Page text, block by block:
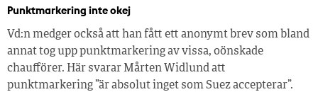
Punktmarkering inte okej
Vd:n medger också att han fått ett anonymt brev som bland
annat tog upp punktmarkering av vissa, oönskade
chaufförer. Här svarar Mårten Widlund att
punktmarkering ”är absolut inget som Suez accepterar”.